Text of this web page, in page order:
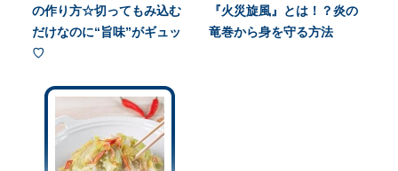
の作り方☆切ってもみ込む
だけなのに“旨味”がギュッ
♡
『火災旋風』とは！？炎の
竜巻から身を守る方法